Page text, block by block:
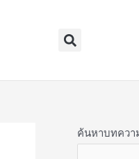
Search
ค้นหาบทควา